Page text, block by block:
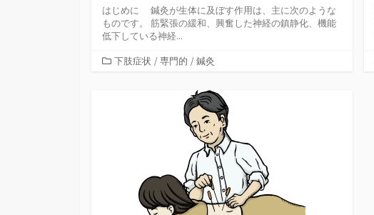
はじめに 鍼灸が生体に及ぼす作用は、主に次のような
ものです。 筋緊張の緩和、興奮した神経の鎮静化、機能
低下している神経...
カ下肢症状 / 専門的 / 鍼灸